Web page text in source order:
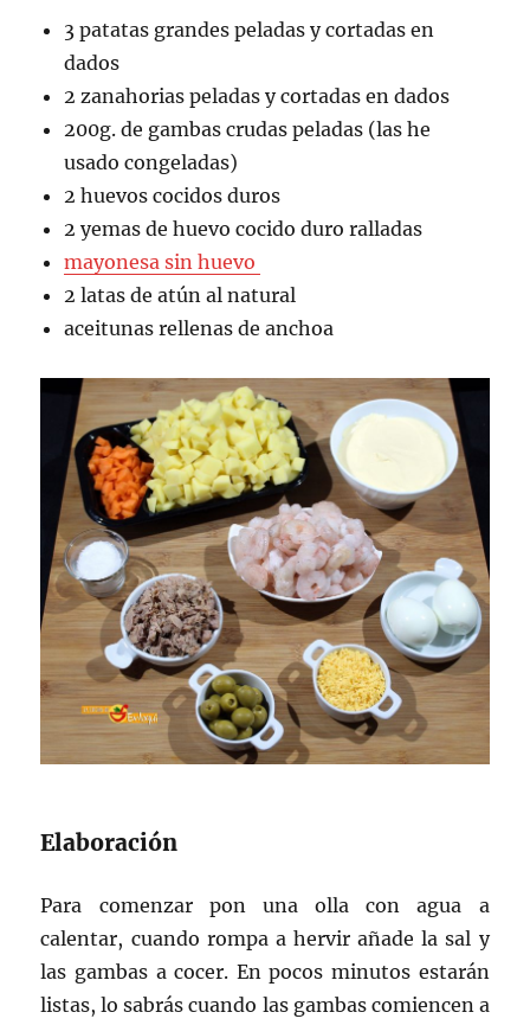
3 patatas grandes peladas y cortadas en
dados
2 zanahorias peladas y cortadas en dados
200g. de gambas crudas peladas (las he
usado congeladas)
2 huevos cocidos duros
2 yemas de huevo cocido duro ralladas
mayonesa sin huevo
2 latas de atún al natural
aceitunas rellenas de anchoa
Elaboración
Para comenzar pon una olla con agua a
calentar, cuando rompa a hervir añade la sal y
las gambas a cocer. En pocos minutos estarán
listas, lo sabrás cuando las gambas comiencen a